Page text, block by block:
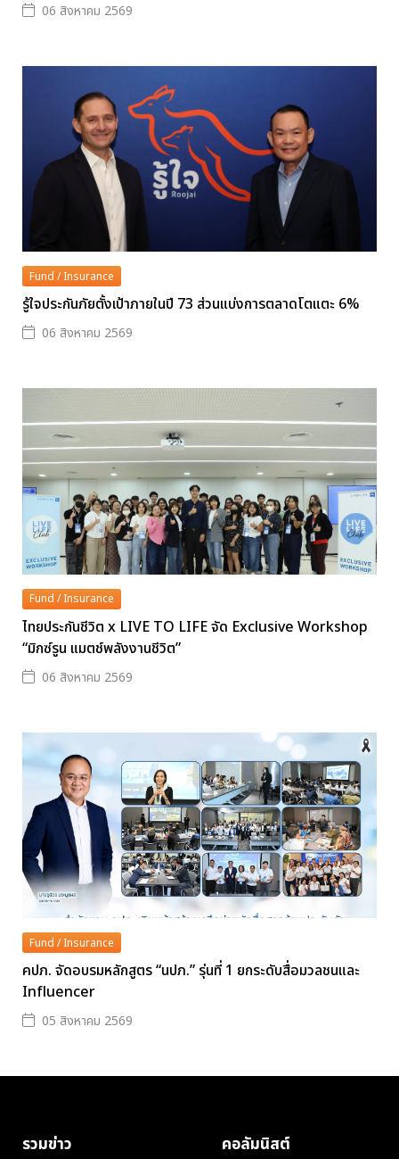
06 สิงหาคม 2569
Fund / Insurance
รู้ใจประกันภัยตั้งเป้าภายในปี 73 ส่วนแบ่งการตลาดโตแตะ 6%
06 สิงหาคม 2569
Fund / Insurance
ไทยประกันชีวิต x LIVE TO LIFE จัด Exclusive Workshop
“มิกซ์รูน แมตช์พลังงานชีวิต”
06 สิงหาคม 2569
Fund / Insurance
คปภ. จัดอบรมหลักสูตร “นปภ.” รุ่นที่ 1 ยกระดับสื่อมวลชนและ
Influencer
05 สิงหาคม 2569
รวมข่าว คอลัมนิสต์